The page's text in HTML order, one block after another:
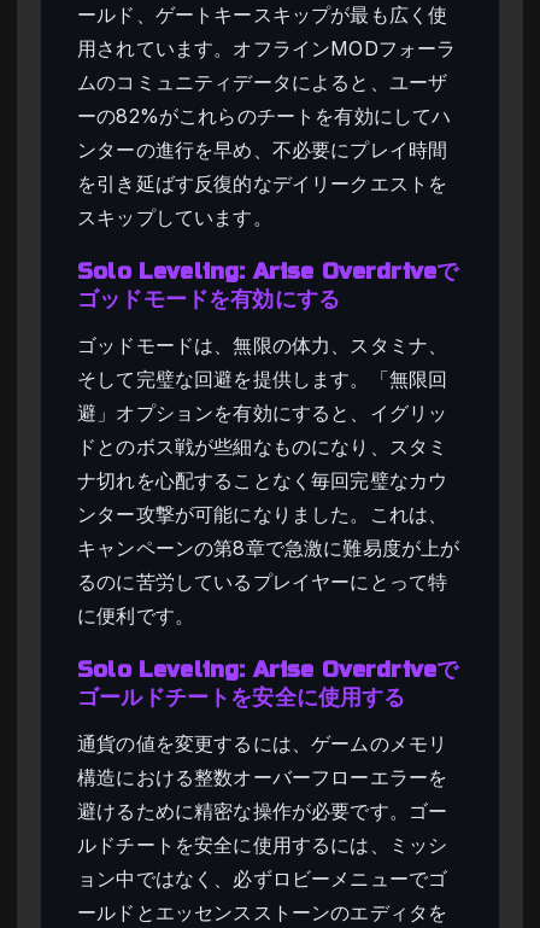
ールド、ゲートキースキップが最も広く使
用されています。オフラインMODフォーラ
ムのコミュニティデータによると、ユーザ
ーの82%がこれらのチートを有効にしてハ
ンターの進行を早め、不必要にプレイ時間
を引き延ばす反復的なデイリークエストを
スキップしています。
Solo Leveling: Arise Overdriveで
ゴッドモードを有効にする
ゴッドモードは、無限の体力、スタミナ、
そして完璧な回避を提供します。「無限回
避」オプションを有効にすると、イグリッ
ドとのボス戦が些細なものになり、スタミ
ナ切れを心配することなく毎回完璧なカウ
ンター攻撃が可能になりました。これは、
キャンペーンの第8章で急激に難易度が上が
るのに苦労しているプレイヤーにとって特
に便利です。
Solo Leveling: Arise Overdriveで
ゴールドチートを安全に使用する
通貨の値を変更するには、ゲームのメモリ
構造における整数オーバーフローエラーを
避けるために精密な操作が必要です。ゴー
ルドチートを安全に使用するには、ミッシ
ョン中ではなく、必ずロビーメニューでゴ
ールドとエッセンスストーンのエディタを